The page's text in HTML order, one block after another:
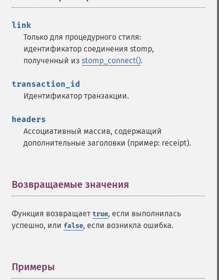
link
Только для процедурного стиля:
идентификатор соединения stomp,
полученный из stomp_connect().
transaction_id
Идентификатор транзакции.
headers
Ассоциативный массив, содержащий
дополнительные заголовки (пример: receipt).
Возвращаемые значения
Функция возвращает true, если выполнилась
успешно, или false, если возникла ошибка.
Примеры